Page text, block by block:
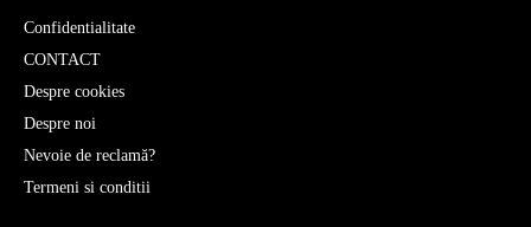
Confidentialitate
CONTACT
Despre cookies
Despre noi
Nevoie de reclamă?
Termeni si conditii